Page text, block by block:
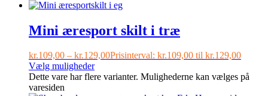
Mini æresport skilt i træ
kr.109,00 – kr.129,00Prisinterval: kr.109,00 til kr.129,00
Vælg muligheder
Dette vare har flere varianter. Mulighederne kan vælges på
varesiden